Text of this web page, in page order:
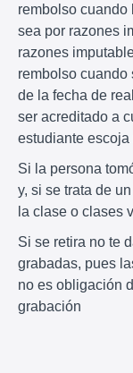
rembolso
sea por razones
razones
rembolso cuando
de la fecha de
ser acreditado a
estudiante escoja
Si la persona
y, si se trata de
la clase o clases
Si se retira no te
grabadas, pues
no es obligación
grabación